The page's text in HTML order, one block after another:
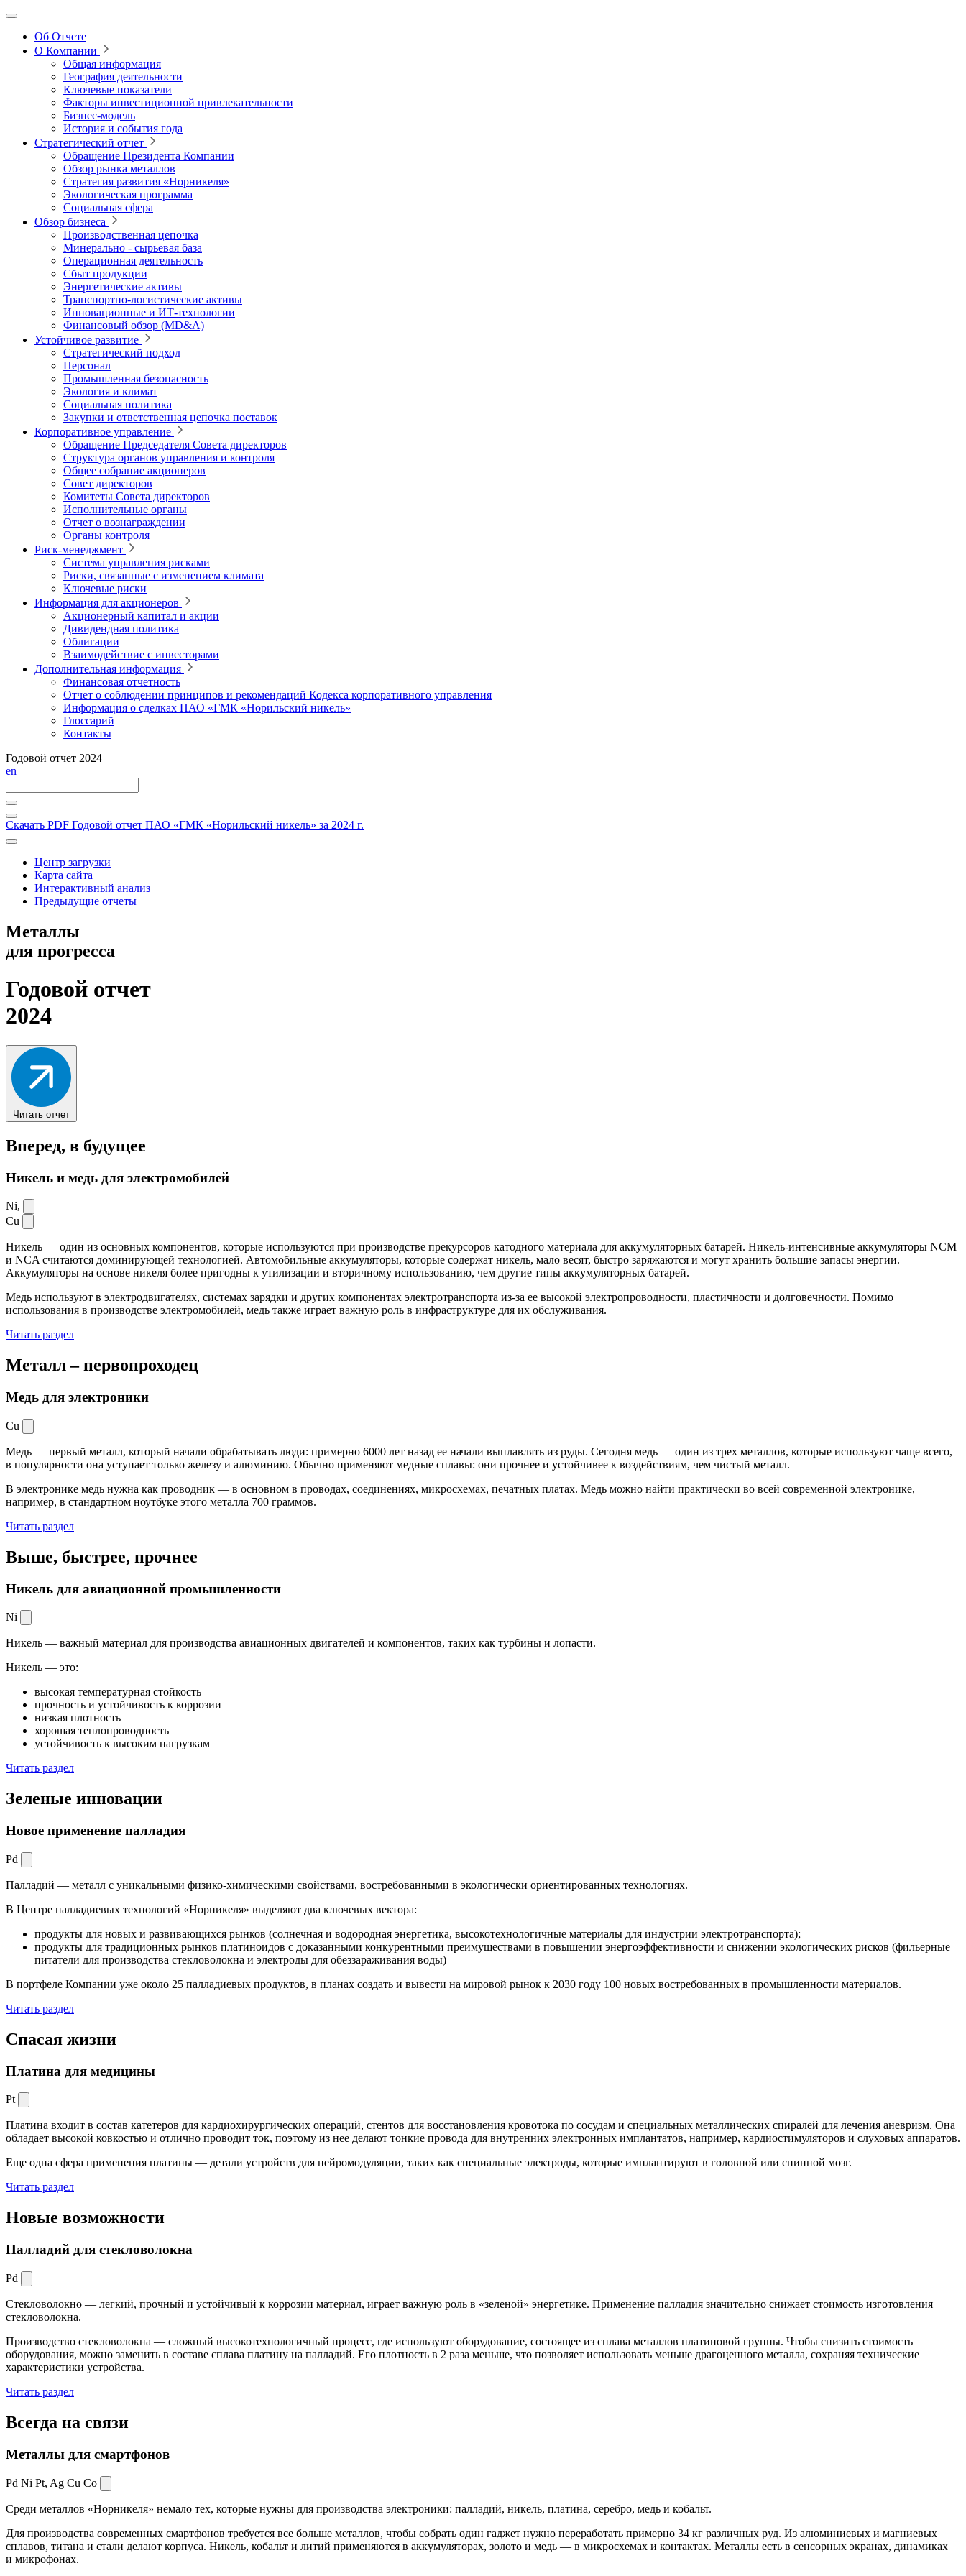
Об Отчете
О Компании
Общая информация
География деятельности
Ключевые показатели
Факторы инвестиционной привлекательности
Бизнес-модель
История и события года
Стратегический отчет
Обращение Президента Компании
Обзор рынка металлов
Стратегия развития «Норникеля»
Экологическая программа
Социальная сфера
Обзор бизнеса
Производственная цепочка
Минерально ‑ сырьевая база
Операционная деятельность
Сбыт продукции
Энергетические активы
Транспортно-логистические активы
Инновационные и ИТ‑технологии
Финансовый обзор (MD&A)
Устойчивое развитие
Стратегический подход
Персонал
Промышленная безопасность
Экология и климат
Социальная политика
Закупки и ответственная цепочка поставок
Корпоративное управление
Обращение Председателя Совета директоров
Структура органов управления и контроля
Общее собрание акционеров
Совет директоров
Комитеты Совета директоров
Исполнительные органы
Отчет о вознаграждении
Органы контроля
Риск-менеджмент
Система управления рисками
Риски, связанные с изменением климата
Ключевые риски
Информация для акционеров
Акционерный капитал и акции
Дивидендная политика
Облигации
Взаимодействие с инвесторами
Дополнительная информация
Финансовая отчетность
Отчет о соблюдении принципов и рекомендаций Кодекса корпоративного управления
Информация о сделках ПАО «ГМК «Норильский никель»
Глоссарий
Контакты
Годовой отчет 2024
en
Скачать PDF Годовой отчет ПАО «ГМК «Норильский никель» за 2024 г.
Центр загрузки
Карта сайта
Интерактивный анализ
Предыдущие отчеты
Металлы
для прогресса
Годовой отчет
2024
Читать отчет
Вперед, в будущее
Никель и медь для электромобилей
Ni,
Cu
Никель — один из основных компонентов, которые используются при производстве прекурсоров катодного материала для аккумуляторных батарей. Никель-интенсивные аккумуляторы NCM
и NCA считаются доминирующей технологией. Автомобильные аккумуляторы, которые содержат никель, мало весят, быстро заряжаются и могут хранить большие запасы энергии.
Аккумуляторы на основе никеля более пригодны к утилизации и вторичному использованию, чем другие типы аккумуляторных батарей.
Медь используют в электродвигателях, системах зарядки и других компонентах электротранспорта из-за ее высокой электропроводности, пластичности и долговечности. Помимо
использования в производстве электромобилей, медь также играет важную роль в инфраструктуре для их обслуживания.
Читать раздел
Металл –первопроходец
Медь для электроники
Cu
Медь — первый металл, который начали обрабатывать люди: примерно 6000 лет назад ее начали выплавлять из руды. Сегодня медь — один из трех металлов, которые используют чаще всего,
в популярности она уступает только железу и алюминию. Обычно применяют медные сплавы: они прочнее и устойчивее к воздействиям, чем чистый металл.
В электронике медь нужна как проводник — в основном в проводах, соединениях, микросхемах, печатных платах. Медь можно найти практически во всей современной электронике,
например, в стандартном ноутбуке этого металла 700 граммов.
Читать раздел
Выше, быстрее, прочнее
Никель для авиационной промышленности
Ni
Никель — важный материал для производства авиационных двигателей и компонентов, таких как турбины и лопасти.
Никель — это:
высокая температурная стойкость
прочность и устойчивость к коррозии
низкая плотность
хорошая теплопроводность
устойчивость к высоким нагрузкам
Читать раздел
Зеленые инновации
Новое применение палладия
Pd
Палладий — металл с уникальными физико-химическими свойствами, востребованными в экологически ориентированных технологиях.
В Центре палладиевых технологий «Норникеля» выделяют два ключевых вектора:
продукты для новых и развивающихся рынков (солнечная и водородная энергетика, высокотехнологичные материалы для индустрии электротранспорта);
продукты для традиционных рынков платиноидов с доказанными конкурентными преимуществами в повышении энергоэффективности и снижении экологических рисков (фильерные
питатели для производства стекловолокна и электроды для обеззараживания воды)
В портфеле Компании уже около 25 палладиевых продуктов, в планах создать и вывести на мировой рынок к 2030 году 100 новых востребованных в промышленности материалов.
Читать раздел
Спасая жизни
Платина для медицины
Pt
Платина входит в состав катетеров для кардиохирургических операций, стентов для восстановления кровотока по сосудам и специальных металлических спиралей для лечения аневризм. Она
обладает высокой ковкостью и отлично проводит ток, поэтому из нее делают тонкие провода для внутренних электронных имплантатов, например, кардиостимуляторов и слуховых аппаратов.
Еще одна сфера применения платины — детали устройств для нейромодуляции, таких как специальные электроды, которые имплантируют в головной или спинной мозг.
Читать раздел
Новые возможности
Палладий для стекловолокна
Pd
Стекловолокно — легкий, прочный и устойчивый к коррозии материал, играет важную роль в «зеленой» энергетике. Применение палладия значительно снижает стоимость изготовления
стекловолокна.
Производство стекловолокна — сложный высокотехнологичный процесс, где используют оборудование, состоящее из сплава металлов платиновой группы. Чтобы снизить стоимость
оборудования, можно заменить в составе сплава платину на палладий. Его плотность в 2 раза меньше, что позволяет использовать меньше драгоценного металла, сохраняя технические
характеристики устройства.
Читать раздел
Всегда на связи
Металлы для смартфонов
Pd Ni Pt, Ag Cu Co
Среди металлов «Норникеля» немало тех, которые нужны для производства электроники: палладий, никель, платина, серебро, медь и кобальт.
Для производства современных смартфонов требуется все больше металлов, чтобы собрать один гаджет нужно переработать примерно 34 кг различных руд. Из алюминиевых и магниевых
сплавов, титана и стали делают корпуса. Никель, кобальт и литий применяются в аккумуляторах, золото и медь — в микросхемах и контактах. Металлы есть в сенсорных экранах, динамиках
и микрофонах.